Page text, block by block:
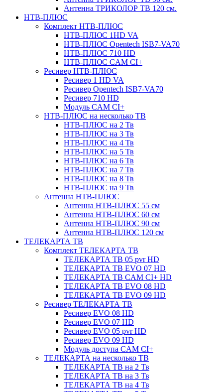
Антенна ТРИКОЛОР ТВ 120 см.
НТВ-ПЛЮС
Комплект НТВ-ПЛЮС
НТВ-ПЛЮС 1HD VA
НТВ-ПЛЮС Opentech ISB7-VA70
НТВ-ПЛЮС 710 HD
НТВ-ПЛЮС CAM CI+
Ресивер НТВ-ПЛЮС
Ресивер 1 HD VA
Ресивер Opentech ISB7-VA70
Ресивер 710 HD
Модуль CAM CI+
НТВ-ПЛЮС на несколько ТВ
НТВ-ПЛЮС на 2 Тв
НТВ-ПЛЮС на 3 Тв
НТВ-ПЛЮС на 4 Тв
НТВ-ПЛЮС на 5 Тв
НТВ-ПЛЮС на 6 Тв
НТВ-ПЛЮС на 7 Тв
НТВ-ПЛЮС на 8 Тв
НТВ-ПЛЮС на 9 Тв
Антенна НТВ-ПЛЮС
Антенна НТВ-ПЛЮС 55 см
Антенна НТВ-ПЛЮС 60 см
Антенна НТВ-ПЛЮС 90 см
Антенна НТВ-ПЛЮС 120 см
ТЕЛЕКАРТА ТВ
Комплект ТЕЛЕКАРТА ТВ
ТЕЛЕКАРТА ТВ 05 pvr HD
ТЕЛЕКАРТА ТВ EVO 07 HD
ТЕЛЕКАРТА ТВ CAM CI+ HD
ТЕЛЕКАРТА ТВ EVO 08 HD
ТЕЛЕКАРТА ТВ EVO 09 HD
Ресивер ТЕЛЕКАРТА ТВ
Ресивер EVO 08 HD
Ресивер EVO 07 HD
Ресивер EVO 05 pvr HD
Ресивер EVO 09 HD
Модуль доступа CAM CI+
ТЕЛЕКАРТА на несколько ТВ
ТЕЛЕКАРТА ТВ на 2 Тв
ТЕЛЕКАРТА ТВ на 3 Тв
ТЕЛЕКАРТА ТВ на 4 Тв